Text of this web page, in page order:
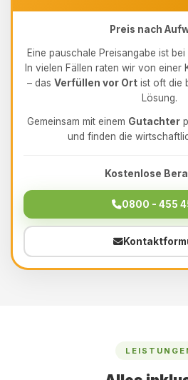
Preis nach
Eine pauschale Preisangabe ist
In vielen Fällen raten wir von einer
– das Verfüllen vor Ort ist oft die
Lösung.
Gemeinsam mit einem Gutachter
und finden die
Kostenlose
0800 - 455